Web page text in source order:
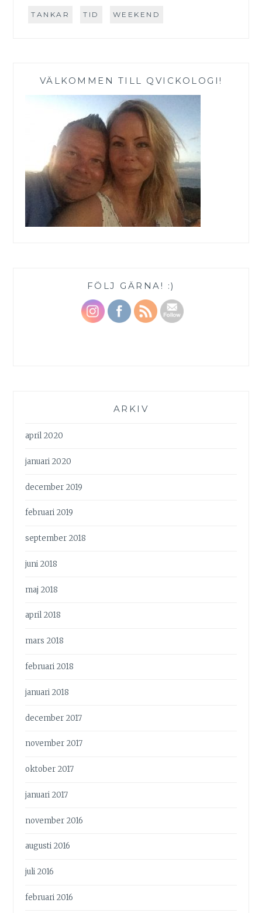
TANKAR TID WEEKEND
VÄLKOMMEN TILL QVICKOLOGI!
FÖLJ GÄRNA! :)
ARKIV
april 2020
januari 2020
december 2019
februari 2019
september 2018
juni 2018
maj 2018
april 2018
mars 2018
februari 2018
januari 2018
december 2017
november 2017
oktober 2017
januari 2017
november 2016
augusti 2016
juli 2016
februari 2016